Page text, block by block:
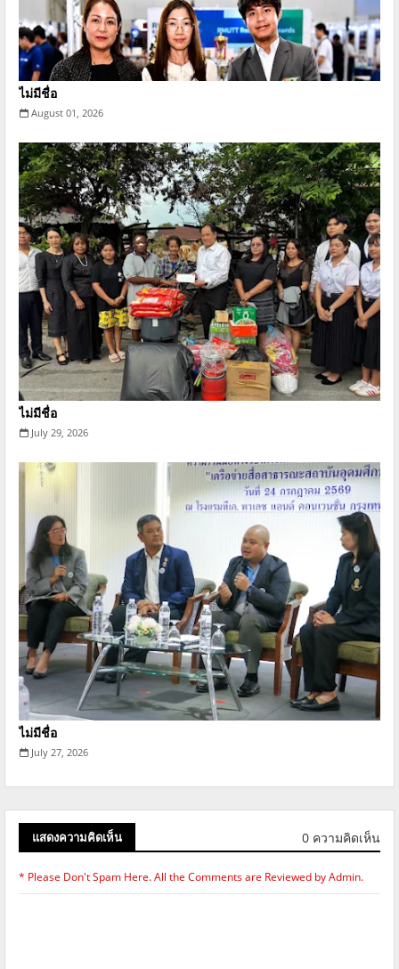
ไม่มีชื่อ
August 01, 2026
ไม่มีชื่อ
July 29, 2026
ไม่มีชื่อ
July 27, 2026
แสดงความคิดเห็น 0 ความคิดเห็น
* Please Don't Spam Here. All the Comments are Reviewed by Admin.